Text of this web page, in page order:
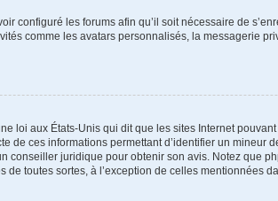
configuré les forums afin qu’il soit nécessaire de
comme les avatars personnalisés, la messagerie
loi aux États-Unis qui dit que les sites Internet
de ces informations permettant d’identifier un mineur
conseiller juridique pour obtenir son avis. Notez que
toutes sortes, à l’exception de celles mentionnées